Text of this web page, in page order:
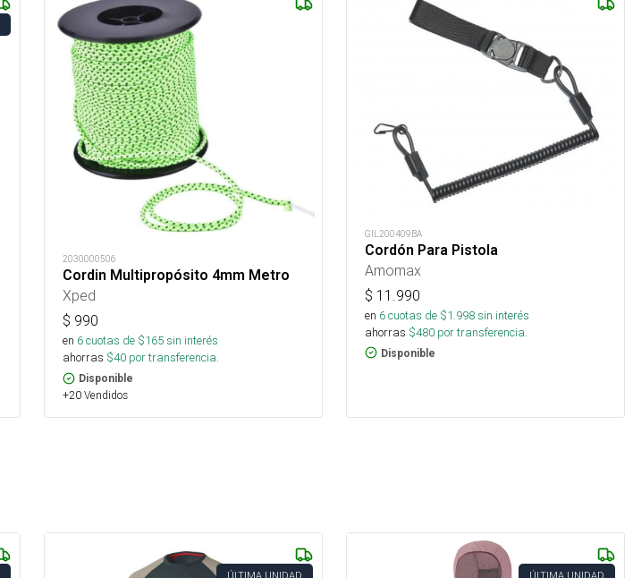
2030000506
Cordin Multipropósito 4mm Metro
Xped
$ 990
en 6cuotas de $165sin interés
ahorras $40 por transferencia.
Disponible
+20 Vendidos
GIL200409BA
Cordón Para Pistola
Amomax
$ 11.990
en 6cuotas de $1.998sin interés
ahorras $480 por transferencia.
Disponible